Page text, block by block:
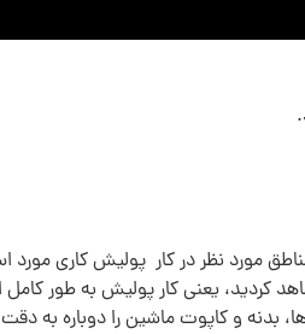
نظر در کار پولیش کاری مورد
یعنی کار پولیش به طور
بدنه و کاپوت ماشین را دوباره به